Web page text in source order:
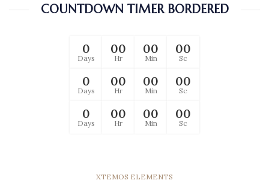
COUNTDOWN TIMER BORDERED
0
Days
00
Hr
00
Min
00
Sc
0
Days
00
Hr
00
Min
00
Sc
0
Days
00
Hr
00
Min
00
Sc
XTEMOS ELEMENTS